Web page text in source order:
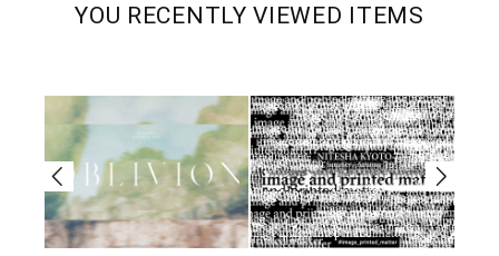
YOU RECENTLY VIEWED ITEMS